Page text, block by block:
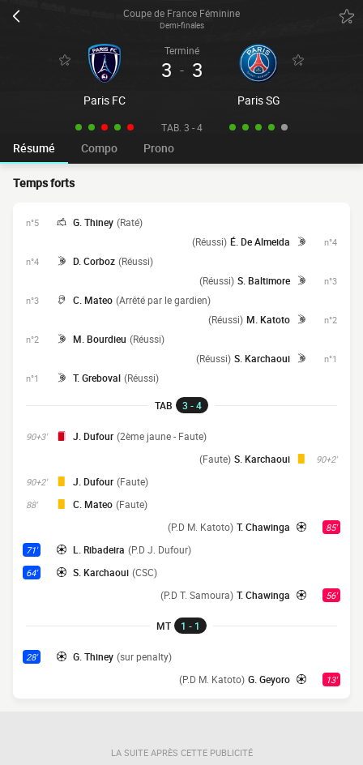
Coupe de France Féminine
Demi-finales
Paris FC
Terminé
3 - 3
Paris SG
TAB. 3 - 4
Résumé Compo Prono
Temps forts
n°5 G. Thiney (Raté)
n°4
É. De Almeida
(Réussi)
n°4 D. Corboz (Réussi)
n°3
S. Baltimore
(Réussi)
n°3 C. Mateo (Arrêté par le gardien)
n°2
M. Katoto
(Réussi)
n°2 M. Bourdieu (Réussi)
n°1
S. Karchaoui
(Réussi)
n°1 T. Greboval (Réussi)
TAB 3 - 4
90+3' J. Dufour (2ème jaune - Faute)
90+2'
S. Karchaoui
(Faute)
90+2' J. Dufour (Faute)
88' C. Mateo (Faute)
85'
T. Chawinga
(P.D M. Katoto)
71' L. Ribadeira (P.D J. Dufour)
64' S. Karchaoui (CSC)
56'
T. Chawinga
(P.D T. Samoura)
MT 1 - 1
28' G. Thiney (sur penalty)
13'
G. Geyoro
(P.D M. Katoto)
LA SUITE APRÈS CETTE PUBLICITÉ